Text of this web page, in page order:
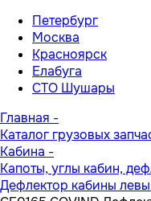
Петербург
Москва
Красноярск
Елабуга
СТО Шушары
Главная -
Каталог грузовых
Кабина -
Капоты, углы кабин,
Дефлектор кабины